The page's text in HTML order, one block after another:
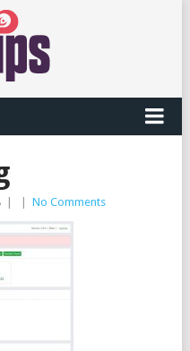
No Comments